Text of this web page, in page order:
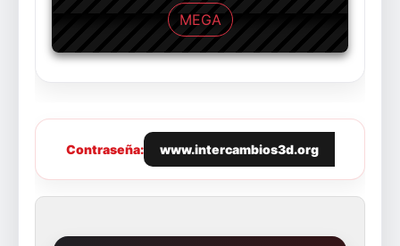
MEGA
Contraseña: www.intercambios3d.org